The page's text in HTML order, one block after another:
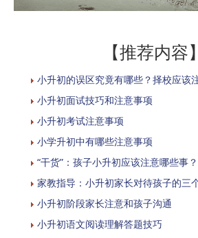
【推荐内容】
小升初的误区究竟有哪些？择校应该
小升初面试技巧和注意事项
小升初考试注意事项
小学升初中有哪些注意事项
“干货”：孩子小升初应该注意哪些事？
家教指导：小升初家长对待孩子的三
小升初阶段家长注意和孩子沟通
小升初语文阅读理解答题技巧